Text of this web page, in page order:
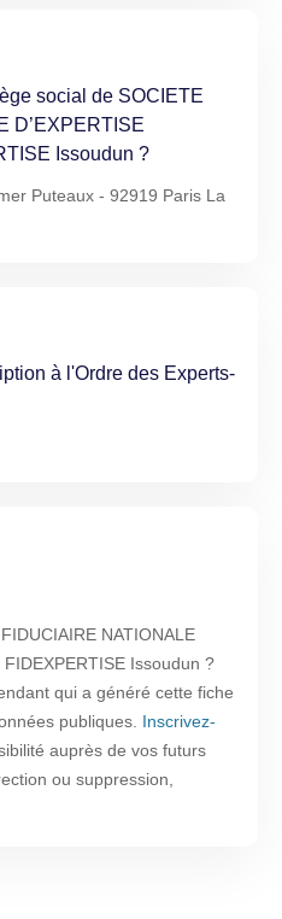
social de SOCIETE
D’EXPERTISE
Issoudun ?
Puteaux - 92919 Paris La
à l'Ordre des Experts-
NATIONALE
FIDEXPERTISE Issoudun ?
qui a généré cette fiche
publiques. Inscrivez-
auprès de vos futurs
ou suppression,